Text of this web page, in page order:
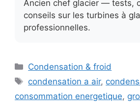
Ancien chef glacier — tests,
conseils sur les turbines à
professionnelles.
Catégories
Condensation & froid
Étiquettes
condensation a air,
consommation energetique,